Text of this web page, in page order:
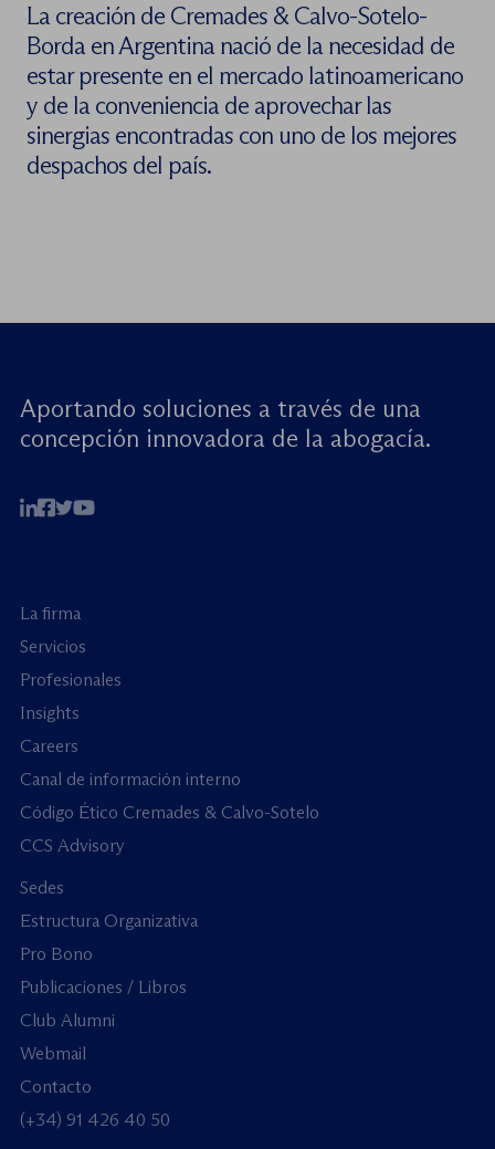
La creación de Cremades & Calvo-Sotelo-
Borda en Argentina nació de la necesidad de
estar presente en el mercado latinoamericano
y de la conveniencia de aprovechar las
sinergias encontradas con uno de los mejores
despachos del país.
Aportando soluciones a través de una
concepción innovadora de la abogacía.
La firma
Servicios
Profesionales
Insights
Careers
Canal de información interno
Código Ético Cremades & Calvo-Sotelo
CCS Advisory
Sedes
Estructura Organizativa
Pro Bono
Publicaciones / Libros
Club Alumni
Webmail
Contacto
(+34) 91 426 40 50